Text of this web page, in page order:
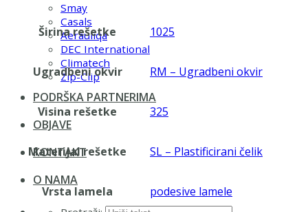
Smay
Casals
Aerauliqa
DEC International
Climatech
Zip-Clip
PODRŠKA PARTNERIMA
OBJAVE
KONTAKT
O NAMA
Širina rešetke 1025
Ugradbeni okvir RM – Ugradbeni okvir
Visina rešetke 325
Materijal rešetke SL – Plastificirani čelik
Vrsta lamela podesive lamele